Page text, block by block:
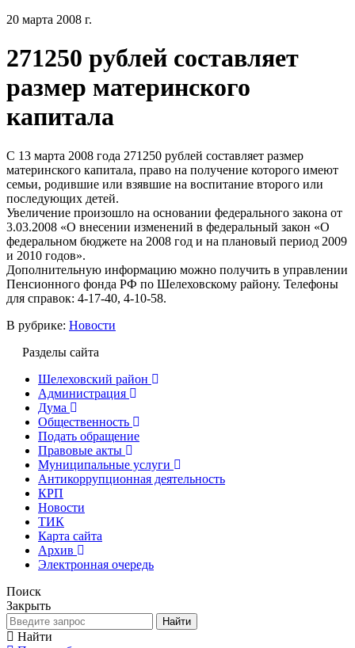
20 марта 2008 г.
271250 рублей составляет
размер материнского
капитала
С 13 марта 2008 года 271250 рублей составляет размер
материнского капитала, право на получение которого имеют
семьи, родившие или взявшие на воспитание второго или
последующих детей.
Увеличение произошло на основании федерального закона от
3.03.2008 «О внесении изменений в федеральный закон «О
федеральном бюджете на 2008 год и на плановый период 2009
и 2010 годов».
Дополнительную информацию можно получить в управлении
Пенсионного фонда РФ по Шелеховскому району. Телефоны
для справок: 4-17-40, 4-10-58.
В рубрике: Новости
Разделы сайта
Шелеховский район
Администрация
Дума
Общественность
Подать обращение
Правовые акты
Муниципальные услуги
Антикоррупционная деятельность
КРП
Новости
ТИК
Карта сайта
Архив
Электронная очередь
Поиск
Закрыть
Найти
Найти